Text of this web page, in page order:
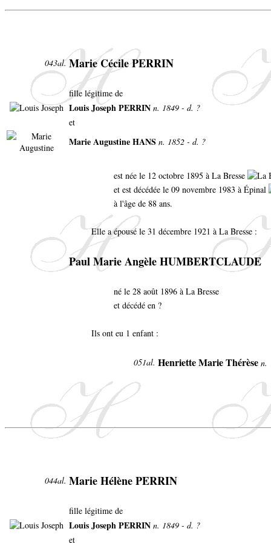
043al. Marie Cécile PERRIN
fille légitime de
Louis Joseph PERRIN n. 1849 - d. ?
et
Marie Augustine HANS n. 1852 - d. ?
est née le 12 octobre 1895 à La Bresse
et est décédée le 09 novembre 1983 à Épinal
à l'âge de 88 ans.
Elle a épousé le 31 décembre 1921 à La Bresse :
Paul Marie Angèle HUMBERTCLAUDE
né le 28 août 1896 à La Bresse
et décédé en ?
Ils ont eu 1 enfant :
051al. Henriette Marie Thérèse n.
044al. Marie Hélène PERRIN
fille légitime de
Louis Joseph PERRIN n. 1849 - d. ?
et